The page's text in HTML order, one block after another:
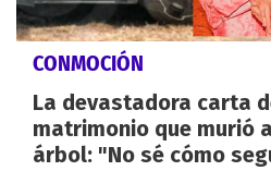
CONMOCIÓN
La devastadora carta
matrimonio que murió
árbol: "No sé cómo